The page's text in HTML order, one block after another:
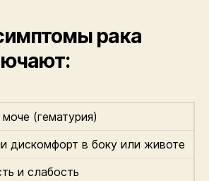
рака
(гематурия)
дискомфорт в боку или животе
и слабость